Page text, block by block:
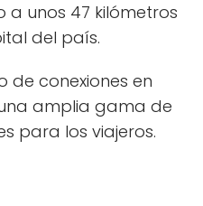
unos 47 kilómetros
del país.
de conexiones en
amplia gama de
para los viajeros.